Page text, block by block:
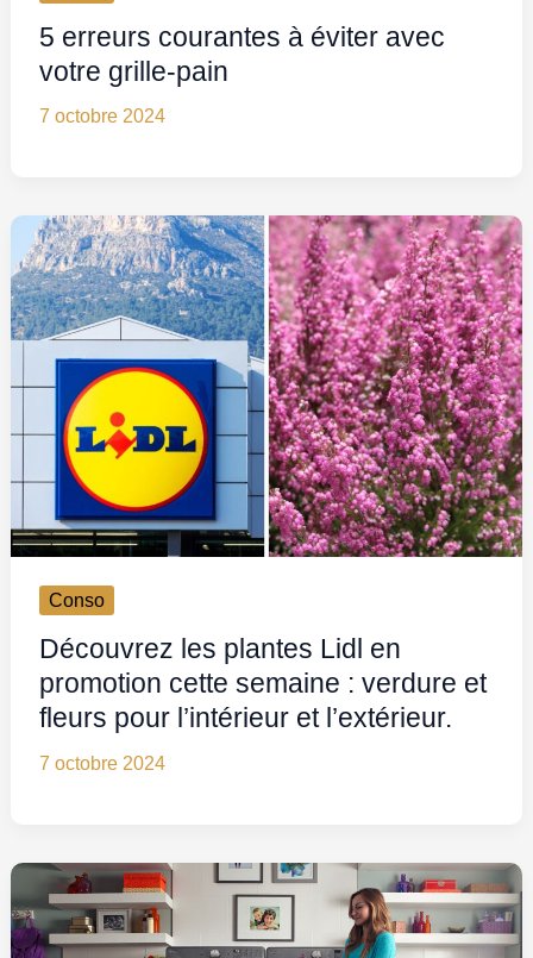
5 erreurs courantes à éviter avec
votre grille-pain
7 octobre 2024
Conso
Découvrez les plantes Lidl en
promotion cette semaine : verdure et
fleurs pour l’intérieur et l’extérieur.
7 octobre 2024